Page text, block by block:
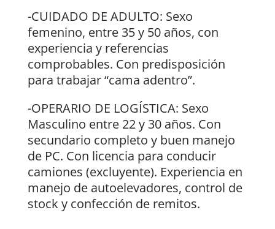
-CUIDADO DE ADULTO: Sexo
femenino, entre 35 y 50 años, con
experiencia y referencias
comprobables. Con predisposición
para trabajar “cama adentro”.
-OPERARIO DE LOGÍSTICA: Sexo
Masculino entre 22 y 30 años. Con
secundario completo y buen manejo
de PC. Con licencia para conducir
camiones (excluyente). Experiencia en
manejo de autoelevadores, control de
stock y confección de remitos.